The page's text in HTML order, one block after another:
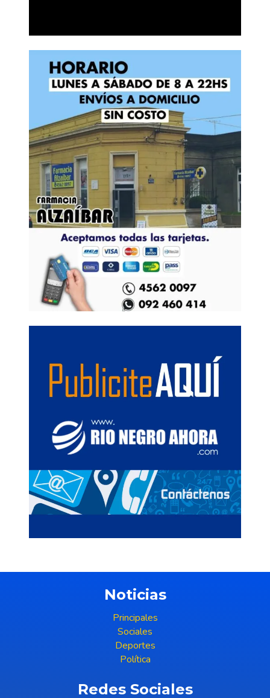
Noticias
Principales
Sociales
Deportes
Política
Redes Sociales